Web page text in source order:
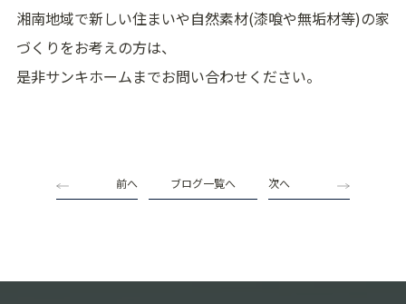
湘南地域で新しい住まいや自然素材(漆喰や無垢材等)の家
づくりをお考えの方は、
是非サンキホームまでお問い合わせください。
前へ ブログ一覧へ 次へ